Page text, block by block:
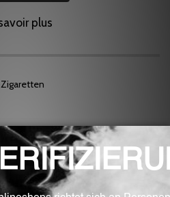
plus
künstliche Aromen und
ihren wahren Geschmack erst
Reifezeit schmecken die meisten